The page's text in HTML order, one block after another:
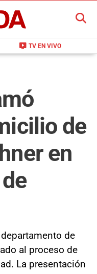
live_tv TV EN VIVO
BUSCAR
de
en
de
al proceso de
La presentación